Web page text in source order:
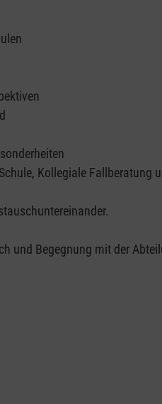
Kollegiale Fallberatung
und Begegnung mit der